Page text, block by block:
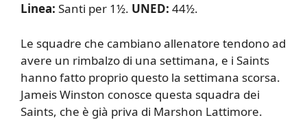
Linea: Santi per 1½. UNED: 44½.
Le squadre che cambiano allenatore tendono ad
avere un rimbalzo di una settimana, e i Saints
hanno fatto proprio questo la settimana scorsa.
Jameis Winston conosce questa squadra dei
Saints, che è già priva di Marshon Lattimore.